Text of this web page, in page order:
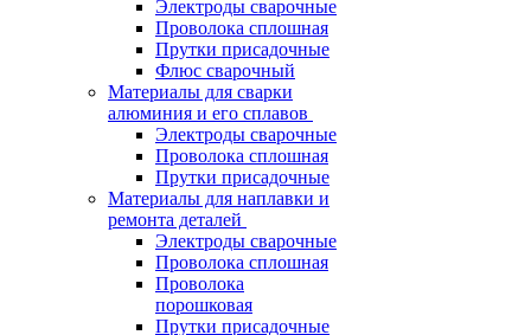
Электроды сварочные
Проволока сплошная
Прутки присадочные
Флюс сварочный
Материалы для сварки
алюминия и его сплавов
Электроды сварочные
Проволока сплошная
Прутки присадочные
Материалы для наплавки и
ремонта деталей
Электроды сварочные
Проволока сплошная
Проволока
порошковая
Прутки присадочные